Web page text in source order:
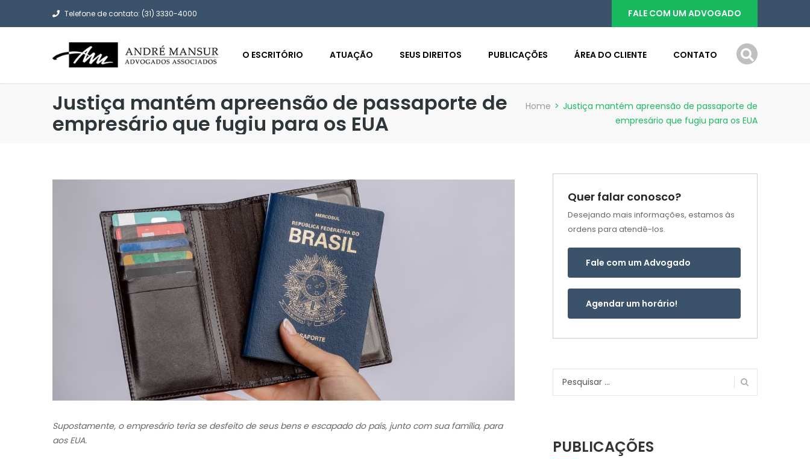
Telefone de contato: (31) 3330-4000 FALE COM UM ADVOGADO
O ESCRITÓRIO ATUAÇÃO SEUS DIREITOS PUBLICAÇÕES ÁREA DO CLIENTE CONTATO
Justiça mantém apreensão de passaporte de
empresário que fugiu para os EUA
Home > Justiça mantém apreensão de passaporte de
empresário que fugiu para os EUA
Supostamente, o empresário teria se desfeito de seus bens e escapado do país, junto com sua família, para
aos EUA.
Quer falar conosco?
Desejando mais informações, estamos às
ordens para atendê-los.
Fale com um Advogado
Agendar um horário!
Pesquisar
PUBLICAÇÕES